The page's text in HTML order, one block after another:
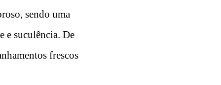
sendo uma
e suculência. De
frescos